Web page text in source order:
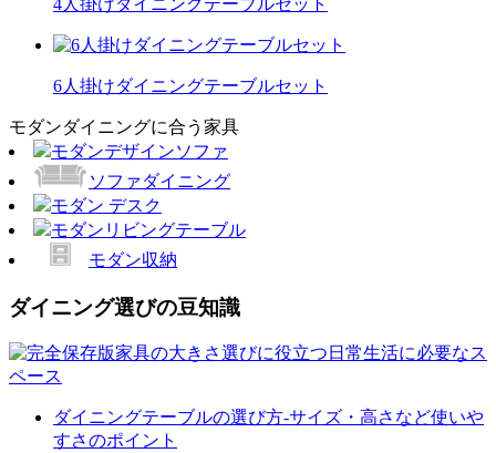
4人掛けダイニングテーブルセット
6人掛けダイニングテーブルセット
モダンダイニングに合う家具
モダンデザインソファ
ソファダイニング
モダン デスク
モダンリビングテーブル
モダン収納
ダイニング選びの豆知識
ダイニングテーブルの選び方-サイズ・高さなど使いや
すさのポイント